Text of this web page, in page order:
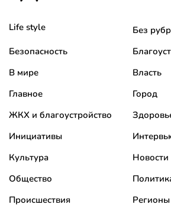
Life style
Без
Безопасность
В мире
Власть
Главное
Город
ЖКХ и благоустройство
Инициативы
Культура
Новости
Общество
Происшествия
Регионы